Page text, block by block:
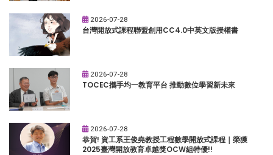
2026-07-28
台灣開放式課程聯盟創用CC4.0中英文版授權書
2026-07-28
TOCEC攜手均一教育平台 推動數位學習新未來
2026-07-28
恭賀! 資工系王俊堯教授工程數學開放式課程｜榮獲
2025臺灣開放教育卓越獎OCW組特優!!